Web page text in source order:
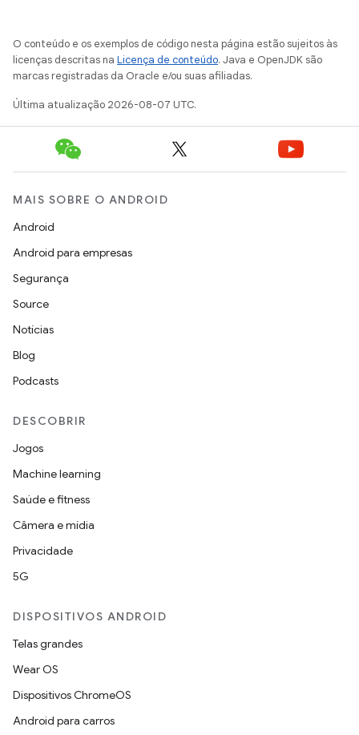
O conteúdo e os exemplos de código nesta página estão sujeitos às
licenças descritas na Licença de conteúdo. Java e OpenJDK são
marcas registradas da Oracle e/ou suas afiliadas.
Última atualização 2026-08-07 UTC.
MAIS SOBRE O ANDROID
Android
Android para empresas
Segurança
Source
Notícias
Blog
Podcasts
DESCOBRIR
Jogos
Machine learning
Saúde e fitness
Câmera e mídia
Privacidade
5G
DISPOSITIVOS ANDROID
Telas grandes
Wear OS
Dispositivos ChromeOS
Android para carros